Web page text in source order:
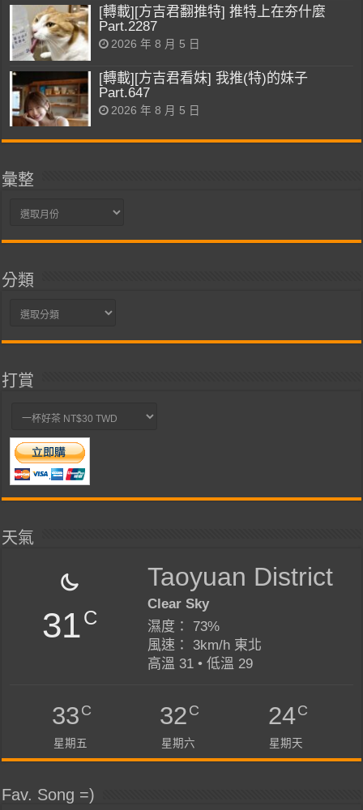
[轉載][方吉君翻推特] 推特上在夯什麼
Part.2287
2026 年 8 月 5 日
[轉載][方吉君看妹] 我推(特)的妹子
Part.647
2026 年 8 月 5 日
彙整
彙
分類
分
打賞
天氣
31C
Taoyuan District
Clear Sky
濕度： 73%
風速： 3km/h 東北
高溫 31 • 低溫 29
33C
星期五
32C
星期六
24C
星期天
Fav. Song =)